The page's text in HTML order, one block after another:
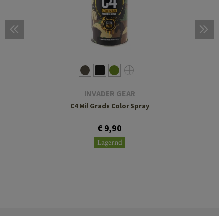
INVADER GEAR
C4 Mil Grade Color Spray
€ 9,90
Lagernd